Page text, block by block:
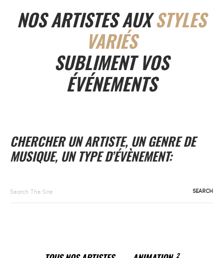
NOS ARTISTES AUXSTYLES
VARIÉS
SUBLIMENT VOS
ÉVÉNEMENTS
CHERCHER UN ARTISTE, UN GENRE DE
MUSIQUE, UN TYPE D’ÉVÈNEMENT:
2